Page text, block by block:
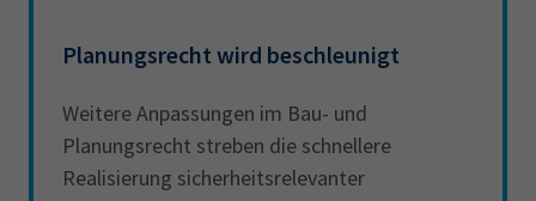
Planungsrecht wird beschleunigt
Weitere Anpassungen im Bau- und
Planungsrecht streben die schnellere
Realisierung sicherheitsrelevanter